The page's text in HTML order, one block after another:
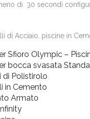
di 30 secondi
di Acciaio, piscine in
Sfioro Olympic –
bocca svasata
di Polistirolo
in Cemento
Armato